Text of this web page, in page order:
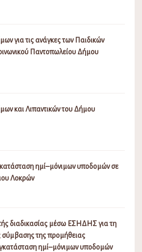
για τις ανάγκες των Παιδικών
Παντοπωλείου Δήμου
και Λιπαντικών του Δήμου
ημί–μόνιμων υποδομών σε
Λοκρών
διαδικασίας μέσω ΕΣΗΔΗΣ για τη
της προμήθειας
ημί–μόνιμων υποδομών